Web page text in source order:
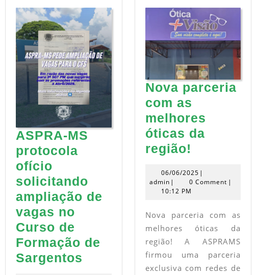
ASPRA-MS
protocola
ofício
solicitando
ampliação de
vagas no
Curso de
Formação de
Sargentos
Nova parceria
com as
melhores
óticas da
região!
com
as
melhores
óticas
da
região!
06/06/202506/06/2025
|
adminadmin
| 0 Comment |
10:12 PM
Nova parceria com as
melhores óticas da
região! A ASPRAMS
firmou uma parceria
exclusiva com redes de